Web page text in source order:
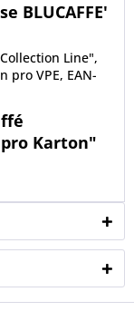
BLUCAFFE'
Line",
pro VPE, EAN-
pro Karton"